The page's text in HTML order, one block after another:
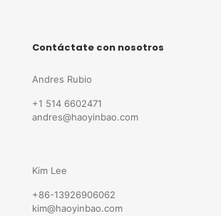
Contáctate con nosotros
Andres Rubio
+1 514 6602471
andres@haoyinbao.com
Kim Lee
+86-13926906062
kim@haoyinbao.com